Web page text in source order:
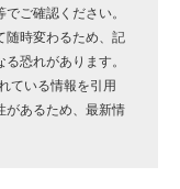
ご確認ください。
随時変わるため、記
恐れがあります。
ている情報を引用
があるため、最新情